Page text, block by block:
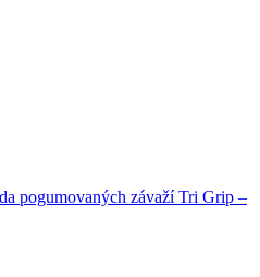
pogumovaných závaží Tri Grip –